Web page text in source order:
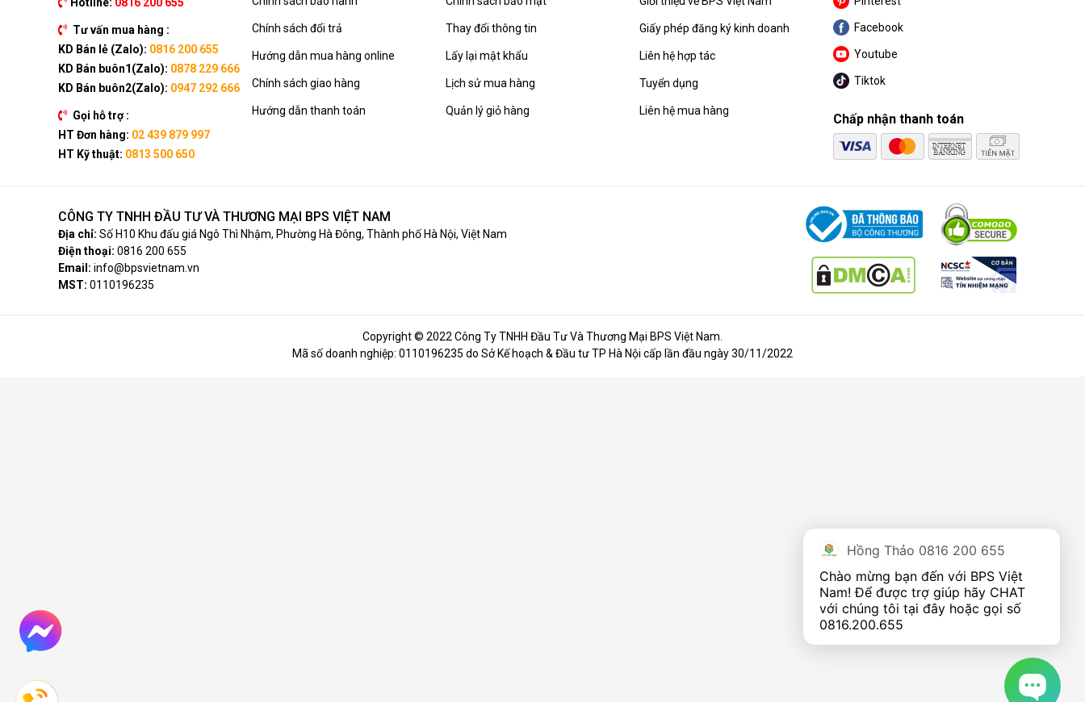
Tư vấn mua hàng :
KD Bán lẻ (Zalo): 0816 200 655
KD Bán buôn1(Zalo): 0878 229 666
KD Bán buôn2(Zalo): 0947 292 666
Gọi hỗ trợ :
HT Đơn hàng: 02 439 879 997
HT Kỹ thuật: 0813 500 650
Chính sách đổi trả
Hướng dẫn mua hàng online
Chính sách giao hàng
Hướng dẫn thanh toán
Thay đổi thông tin
Lấy lại mật khẩu
Lịch sử mua hàng
Quản lý giỏ hàng
Giấy phép đăng ký kinh doanh
Liên hệ hợp tác
Tuyển dụng
Liên hệ mua hàng
Facebook
Youtube
Tiktok
Chấp nhận thanh toán
CÔNG TY TNHH ĐẦU TƯ VÀ THƯƠNG MẠI BPS VIỆT NAM
Địa chỉ: Số H10 Khu đấu giá Ngô Thì Nhậm, Phường Hà Đông, Thành phố Hà Nội, Việt Nam
Điện thoại: 0816 200 655
Email: info@bpsvietnam.vn
MST: 0110196235
Copyright © 2022 Công Ty TNHH Đầu Tư Và Thương Mại BPS Việt Nam.
Mã số doanh nghiệp: 0110196235 do Sở Kế hoạch & Đầu tư TP Hà Nội cấp lần đầu ngày 30/11/2022
Hồng Thảo 0816 200 655
Chào mừng bạn đến với BPS Việt
Nam! Để được trợ giúp hãy CHAT
0816.200.655